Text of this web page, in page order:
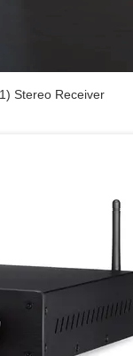
Stereo Receiver